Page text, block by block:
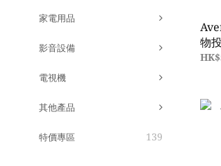
家電用品
影音設備
電視機
其他產品
特價專區 139
物